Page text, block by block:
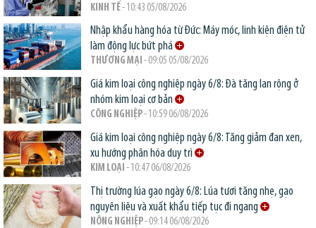
KINH TẾ- 10:43 05/08/2026
Nhập khẩu hàng hóa từ Đức: Máy móc, linh kiện điện tử
làm động lực bứt phá
THƯƠNG MẠI - 09:05 05/08/2026
Giá kim loại công nghiệp ngày 6/8: Đà tăng lan rộng ở
nhóm kim loại cơ bản
CÔNG NGHIỆP- 10:59 06/08/2026
Giá kim loại công nghiệp ngày 6/8: Tăng giảm đan xen,
xu hướng phân hóa duy trì
KIM LOẠI - 10:47 06/08/2026
Thị trường lúa gạo ngày 6/8: Lúa tươi tăng nhẹ, gạo
nguyên liệu và xuất khẩu tiếp tục đi ngang
NÔNG NGHIỆP- 09:14 06/08/2026